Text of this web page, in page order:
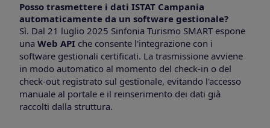
Posso trasmettere i dati ISTAT Campania
automaticamente da un software gestionale?
Sì. Dal 21 luglio 2025 Sinfonia Turismo SMART espone
una Web API che consente l'integrazione con i
software gestionali certificati. La trasmissione avviene
in modo automatico al momento del check-in o del
check-out registrato sul gestionale, evitando l'accesso
manuale al portale e il reinserimento dei dati già
raccolti dalla struttura.